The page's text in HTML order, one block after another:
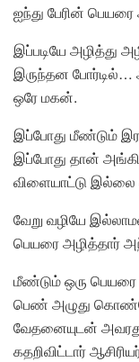
ஐந்து பேரின்
இப்படியே அழித்து
இருந்தன போர்டில்…
ஒரே மகன்.
இப்போது மீண்டும்
இப்போது தான்
விளையாட்டு
வேறு வழியே
பெயரை அழித்தார்
மீண்டும் ஒரு
பெண் அழுது
வேதனையுடன்
கதறிவிட்டார்